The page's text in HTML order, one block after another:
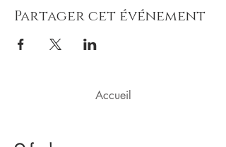
Partager cet événement
Accueil